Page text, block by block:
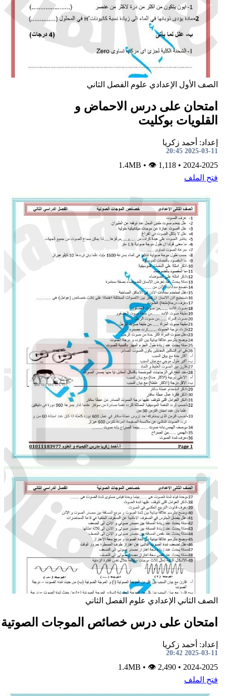
الأول الإعدادي علوم الفصل الثاني
على درس الاحماض و
بوكليت
أحمد زكريا
2025-03-11
2024-
•
1.4MB
• 👁 1,118
الملف
الثاني الإعدادي علوم الفصل الثاني
على درس خصائص الموجات الصوتية
أحمد زكريا
2025-03-11
2024-
•
1.4MB
• 👁 2,490
الملف